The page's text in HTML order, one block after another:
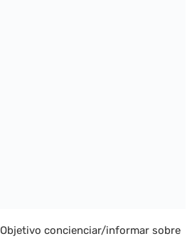
concienciar/informar sobre